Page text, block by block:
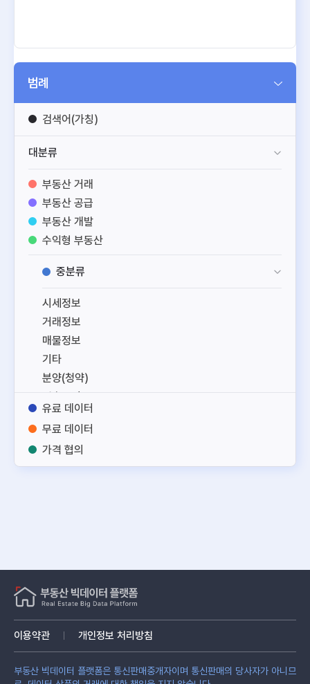
범례
검색어(가칭)
대분류
부동산 거래
부동산 공급
부동산 개발
수익형 부동산
부동산 일반
중분류
시세정보
거래정보
매물정보
기타
분양(청약)
건축도면
토지
건축
노후부동산
융합정보
기타
유료 데이터
무료 데이터
가격 협의
이용약관 개인정보 처리방침
부동산 빅데이터 플랫폼은 통신판매중개자이며 통신판매의 당사자가 아니므